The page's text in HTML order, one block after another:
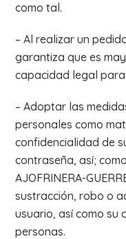
como tal.
– Al realizar un
garantiza que es
capacidad legal
– Adoptar las
personales como
confidencialidad de
contraseña, así;
AJOFRINERA-
sustracción, robo o
usuario, así como su
personas.